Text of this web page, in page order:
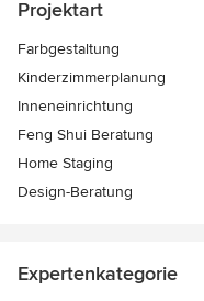
Projektart
Farbgestaltung
Kinderzimmerplanung
Inneneinrichtung
Feng Shui Beratung
Home Staging
Design-Beratung
Expertenkategorie